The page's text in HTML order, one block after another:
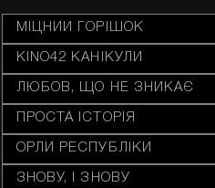
МІЦНИЙ ГОРІШОК
KINO42 КАНІКУЛИ
ЛЮБОВ, ЩО НЕ ЗНИКАЄ
ПРОСТА ІСТОРІЯ
ОРЛИ РЕСПУБЛІКИ
ЗНОВУ, І ЗНОВУ